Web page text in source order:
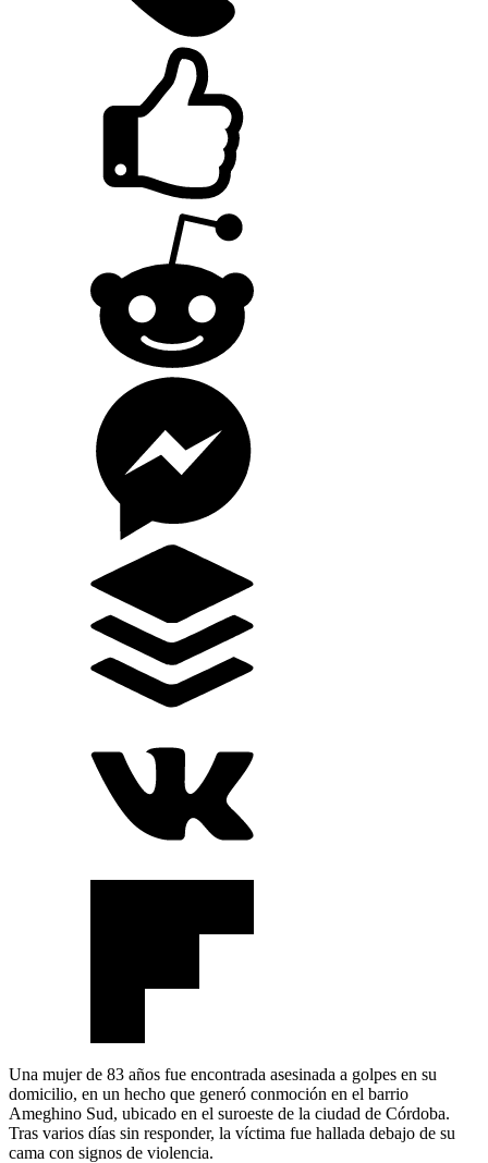
Una mujer de 83 años fue encontrada asesinada a golpes en su
domicilio, en un hecho que generó conmoción en el barrio
Ameghino Sud, ubicado en el suroeste de la ciudad de Córdoba.
Tras varios días sin responder, la víctima fue hallada debajo de su
cama con signos de violencia.